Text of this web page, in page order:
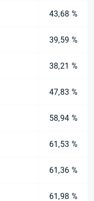
43,68 %
39,59 %
38,21 %
47,83 %
58,94 %
61,53 %
61,36 %
61,98 %